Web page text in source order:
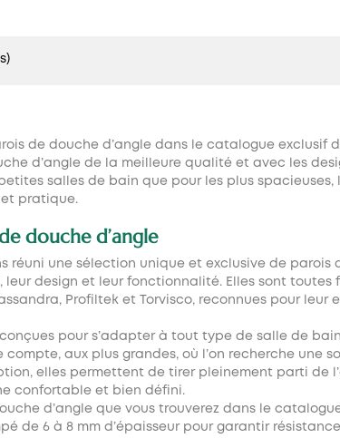
de douche d’angle dans le catalogue exclusif
d’angle de la meilleure qualité et avec les
salles de bain que pour les plus spacieuses,
pratique.
douche d’angle
réuni une sélection unique et exclusive de parois
design et leur fonctionnalité. Elles sont toutes
Profiltek et Torvisco, reconnues pour leur
pour s’adapter à tout type de salle de
aux plus grandes, où l’on recherche une
elles permettent de tirer pleinement parti de
confortable et bien défini.
d’angle que vous trouverez dans le
de 6 à 8 mm d’épaisseur pour garantir